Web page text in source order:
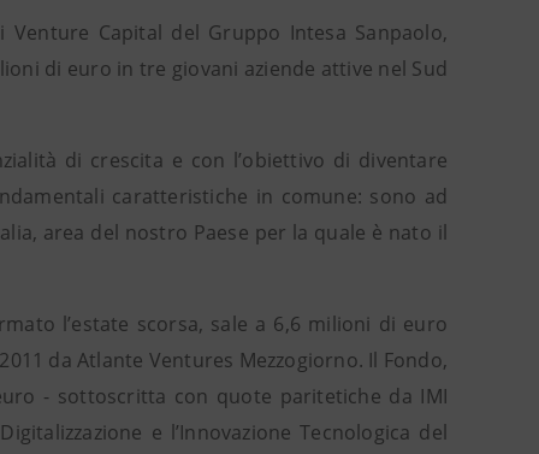
Capital del Gruppo Intesa Sanpaolo,
di euro in tre giovani aziende attive nel Sud
di crescita e con l’obiettivo di diventare
caratteristiche in comune: sono ad
area del nostro Paese per la quale è nato il
l’estate scorsa, sale a 6,6 milioni di euro
da Atlante Ventures Mezzogiorno. Il Fondo,
- sottoscritta con quote paritetiche da IMI
e l’Innovazione Tecnologica del